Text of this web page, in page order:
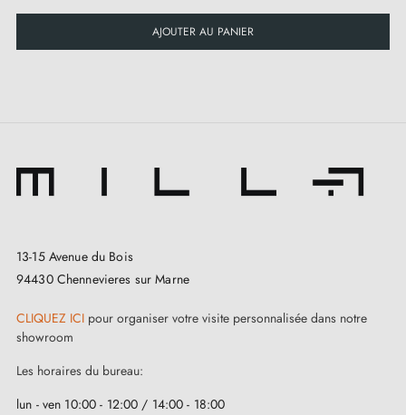
AJOUTER AU PANIER
13-15 Avenue du Bois
94430 Chennevieres sur Marne
CLIQUEZ ICI pour organiser votre visite personnalisée dans notre
showroom
Les horaires du bureau:
lun - ven 10:00 - 12:00 / 14:00 - 18:00